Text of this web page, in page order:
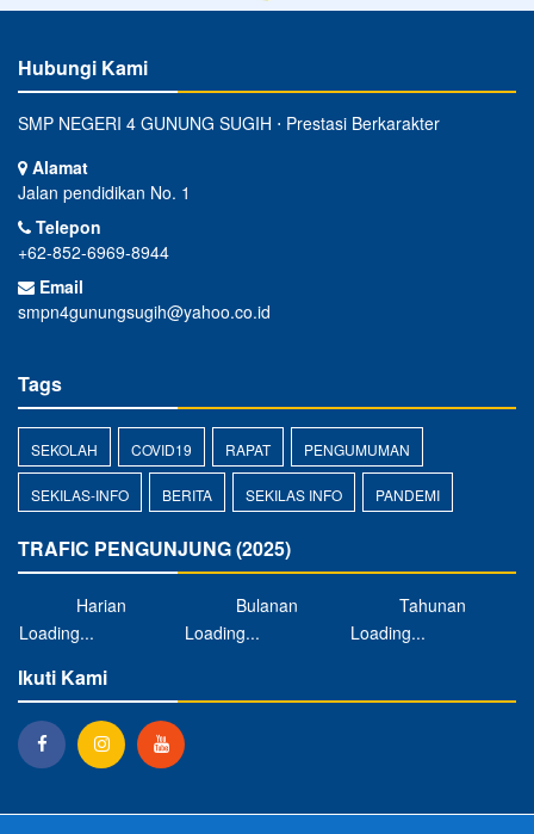
Hubungi Kami
SMP NEGERI 4 GUNUNG SUGIH ⋅ Prestasi Berkarakter
Alamat
Jalan pendidikan No. 1
Telepon
+62-852-6969-8944
Email
smpn4gunungsugih@yahoo.co.id
Tags
SEKOLAH COVID19 RAPAT PENGUMUMAN
SEKILAS-INFO BERITA SEKILAS INFO PANDEMI
TRAFIC PENGUNJUNG (2025)
Harian Bulanan
Tahunan
Loading...
Loading... Loading...
Ikuti Kami